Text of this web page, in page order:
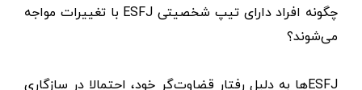
چگونه افراد دارای تیپ شخصیتی ESFJ با تغییرات مواجه
می‌شوند؟
ESFJها به دلیل رفتار قضاوت‌گر خود، احتمالا در سازگاری